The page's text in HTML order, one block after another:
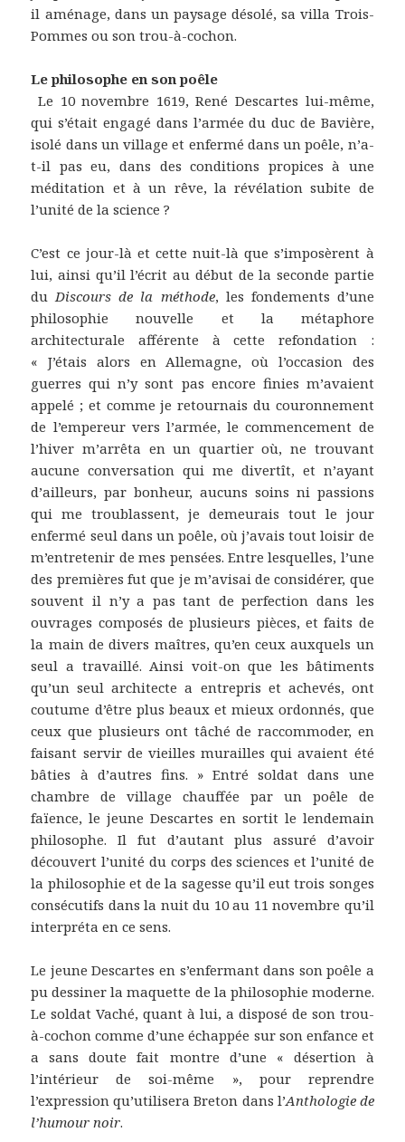
il aménage, dans un paysage désolé, sa villa Trois-
Pommes ou son trou-à-cochon.
Le philosophe en son poêle
Le 10 novembre 1619, René Descartes lui-même,
qui s’était engagé dans l’armée du duc de Bavière,
isolé dans un village et enfermé dans un poêle, n’a-
t-il pas eu, dans des conditions propices à une
méditation et à un rêve, la révélation subite de
l’unité de la science ?
C’est ce jour-là et cette nuit-là que s’imposèrent à
lui, ainsi qu’il l’écrit au début de la seconde partie
du Discours de la méthode, les fondements d’une
philosophie nouvelle et la métaphore
architecturale afférente à cette refondation :
« J’étais alors en Allemagne, où l’occasion des
guerres qui n’y sont pas encore finies m’avaient
appelé ; et comme je retournais du couronnement
de l’empereur vers l’armée, le commencement de
l’hiver m’arrêta en un quartier où, ne trouvant
aucune conversation qui me divertît, et n’ayant
d’ailleurs, par bonheur, aucuns soins ni passions
qui me troublassent, je demeurais tout le jour
enfermé seul dans un poêle, où j’avais tout loisir de
m’entretenir de mes pensées. Entre lesquelles, l’une
des premières fut que je m’avisai de considérer, que
souvent il n’y a pas tant de perfection dans les
ouvrages composés de plusieurs pièces, et faits de
la main de divers maîtres, qu’en ceux auxquels un
seul a travaillé. Ainsi voit-on que les bâtiments
qu’un seul architecte a entrepris et achevés, ont
coutume d’être plus beaux et mieux ordonnés, que
ceux que plusieurs ont tâché de raccommoder, en
faisant servir de vieilles murailles qui avaient été
bâties à d’autres fins. » Entré soldat dans une
chambre de village chauffée par un poêle de
faïence, le jeune Descartes en sortit le lendemain
philosophe. Il fut d’autant plus assuré d’avoir
découvert l’unité du corps des sciences et l’unité de
la philosophie et de la sagesse qu’il eut trois songes
consécutifs dans la nuit du 10 au 11 novembre qu’il
interpréta en ce sens.
Le jeune Descartes en s’enfermant dans son poêle a
pu dessiner la maquette de la philosophie moderne.
Le soldat Vaché, quant à lui, a disposé de son trou-
à-cochon comme d’une échappée sur son enfance et
a sans doute fait montre d’une « désertion à
l’intérieur de soi-même », pour reprendre
l’expression qu’utilisera Breton dans l’Anthologie de
l’humour noir.